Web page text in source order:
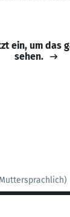
ein, um das
sehen.